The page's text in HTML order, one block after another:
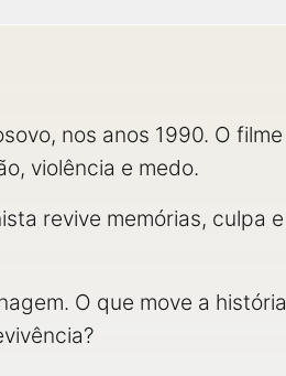
nos anos 1990. O filme
violência e medo.
revive memórias, culpa e
O que move a história